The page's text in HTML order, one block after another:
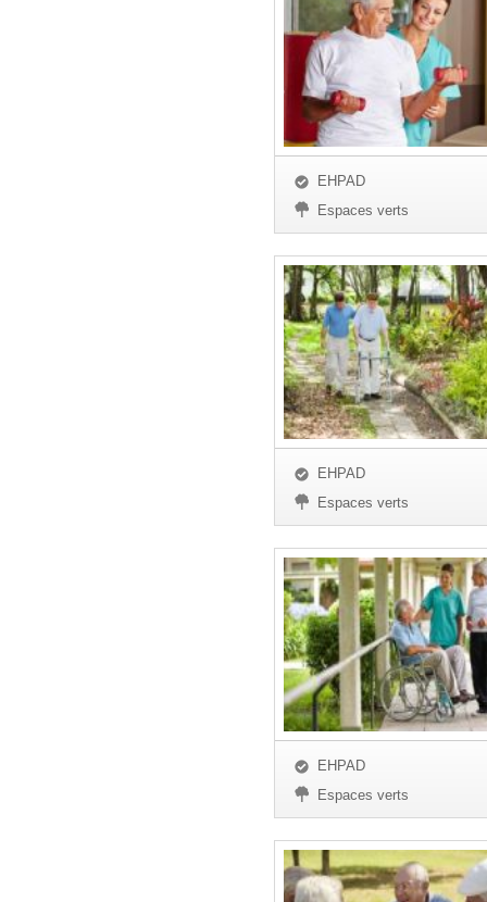
EHPAD
Espaces verts
EHPAD
Espaces verts
EHPAD
Espaces verts